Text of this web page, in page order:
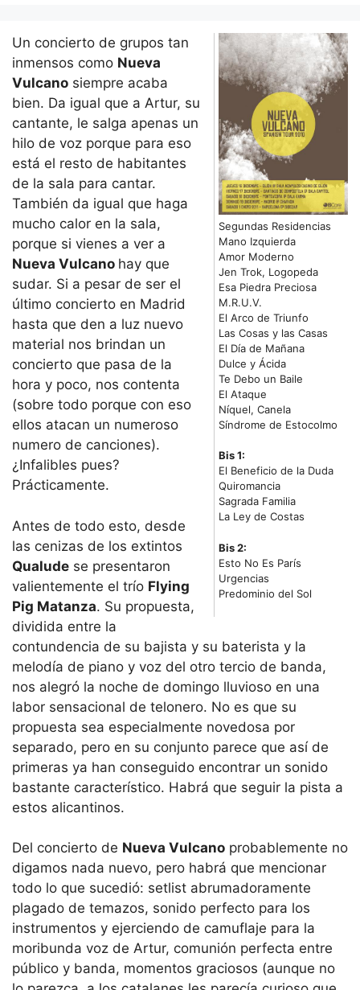
Segundas Residencias
Mano Izquierda
Amor Moderno
Jen Trok, Logopeda
Esa Piedra Preciosa
M.R.U.V.
El Arco de Triunfo
Las Cosas y las Casas
El Día de Mañana
Dulce y Ácida
Te Debo un Baile
El Ataque
Níquel, Canela
Síndrome de Estocolmo
Bis 1:
El Beneficio de la Duda
Quiromancia
Sagrada Familia
La Ley de Costas
Bis 2:
Esto No Es París
Urgencias
Predominio del Sol
Un concierto de grupos tan
inmensos como Nueva
Vulcano siempre acaba
bien. Da igual que a Artur, su
cantante, le salga apenas un
hilo de voz porque para eso
está el resto de habitantes
de la sala para cantar.
También da igual que haga
mucho calor en la sala,
porque si vienes a ver a
Nueva Vulcano hay que
sudar. Si a pesar de ser el
último concierto en Madrid
hasta que den a luz nuevo
material nos brindan un
concierto que pasa de la
hora y poco, nos contenta
(sobre todo porque con eso
ellos atacan un numeroso
numero de canciones).
¿Infalibles pues?
Prácticamente.
Antes de todo esto, desde
las cenizas de los extintos
Qualude se presentaron
valientemente el trío Flying
Pig Matanza. Su propuesta,
dividida entre la
contundencia de su bajista y su baterista y la
melodía de piano y voz del otro tercio de banda,
nos alegró la noche de domingo lluvioso en una
labor sensacional de telonero. No es que su
propuesta sea especialmente novedosa por
separado, pero en su conjunto parece que así de
primeras ya han conseguido encontrar un sonido
bastante característico. Habrá que seguir la pista a
estos alicantinos.
Del concierto de Nueva Vulcano probablemente no
digamos nada nuevo, pero habrá que mencionar
todo lo que sucedió: setlist abrumadoramente
plagado de temazos, sonido perfecto para los
instrumentos y ejerciendo de camuflaje para la
moribunda voz de Artur, comunión perfecta entre
público y banda, momentos graciosos (aunque no